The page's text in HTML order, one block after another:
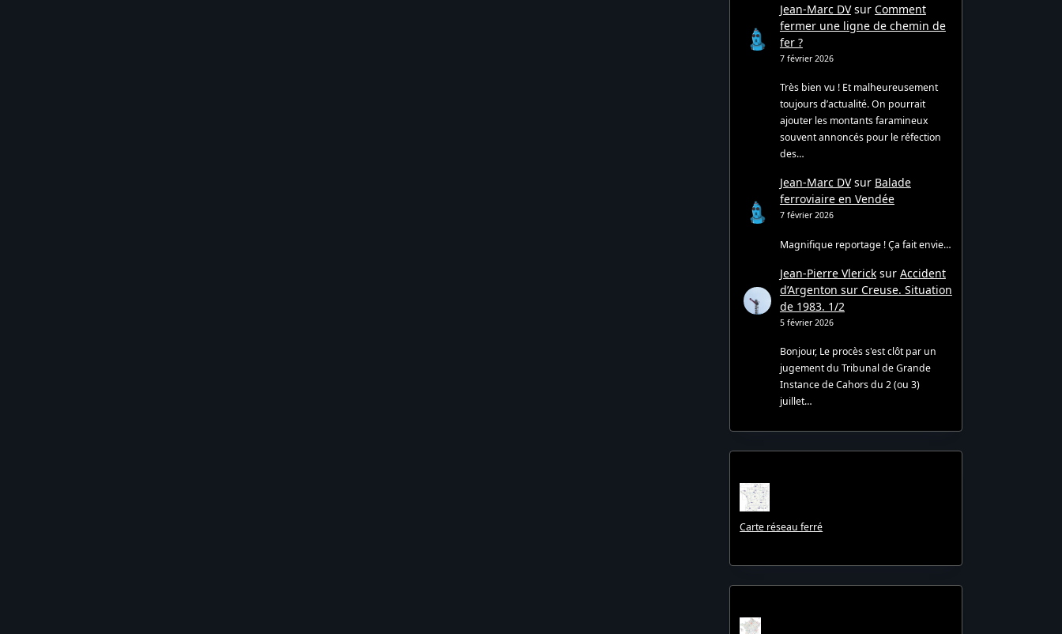
Jean-Marc DVsur Comment
fermer une ligne de chemin de
fer ?
7 février 2026
Très bien vu ! Et malheureusement
toujours d’actualité. On pourrait
ajouter les montants faramineux
souvent annoncés pour le réfection
des…
Jean-Marc DVsur Balade
ferroviaire en Vendée
7 février 2026
Magnifique reportage ! Ça fait envie…
Jean-Pierre Vlericksur Accident
d’Argenton sur Creuse. Situation
de 1983. 1/2
5 février 2026
Bonjour, Le procès s'est clôt par un
jugement du Tribunal de Grande
Instance de Cahors du 2 (ou 3)
juillet…
Carte réseau ferré